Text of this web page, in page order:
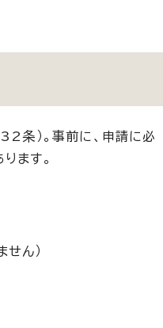
条）。事前に、申請に必
ます。
ん）